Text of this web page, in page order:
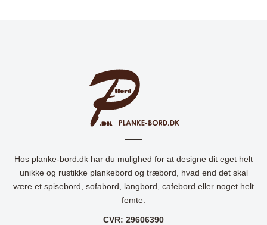
Hos planke-bord.dk har du mulighed for at designe dit eget helt
unikke og rustikke plankebord og træbord, hvad end det skal
være et spisebord, sofabord, langbord, cafebord eller noget helt
femte.
CVR: 29606390